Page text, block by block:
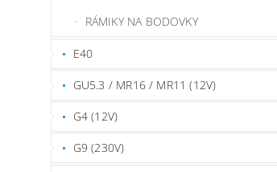
RÁMIKY NA BODOVKY
E40
GU5.3 / MR16 / MR11 (12V)
G4 (12V)
G9 (230V)